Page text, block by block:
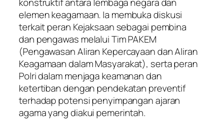
konstruktif antara lembaga negara dan
elemen keagamaan. Ia membuka diskusi
terkait peran Kejaksaan sebagai pembina
dan pengawas melalui Tim PAKEM
(Pengawasan Aliran Kepercayaan dan Aliran
Keagamaan dalam Masyarakat), serta peran
Polri dalam menjaga keamanan dan
ketertiban dengan pendekatan preventif
terhadap potensi penyimpangan ajaran
agama yang diakui pemerintah.